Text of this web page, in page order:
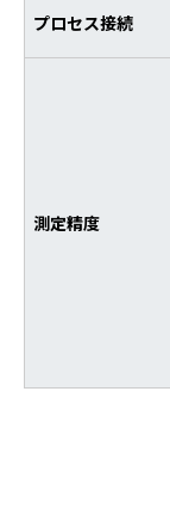
プロセス接続
測定精度